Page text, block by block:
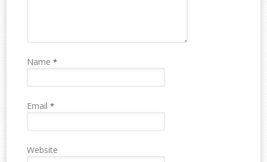
Name*
Email*
Website